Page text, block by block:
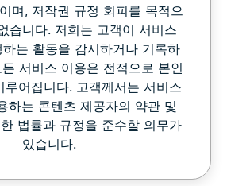
며, 저작권 규정 회피를 목적으
습니다. 저희는 고객이 서비스
는 활동을 감시하거나 기록하
서비스 이용은 전적으로 본인
루어집니다. 고객께서는 서비스
하는 콘텐츠 제공자의 약관 및
법률과 규정을 준수할 의무가
있습니다.